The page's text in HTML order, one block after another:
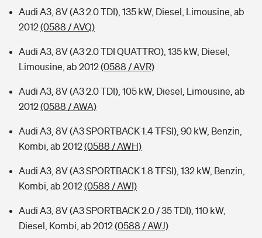
Audi A3, 8V (A3 2.0 TDI), 135 kW, Diesel, Limousine, ab
2012(0588 / AVQ)
Audi A3, 8V (A3 2.0 TDI QUATTRO), 135 kW, Diesel,
Limousine, ab 2012(0588 / AVR)
Audi A3, 8V (A3 2.0 TDI), 105 kW, Diesel, Limousine, ab
2012(0588 / AWA)
Audi A3, 8V (A3 SPORTBACK 1.4 TFSI), 90 kW, Benzin,
Kombi, ab 2012(0588 / AWH)
Audi A3, 8V (A3 SPORTBACK 1.8 TFSI), 132 kW, Benzin,
Kombi, ab 2012(0588 / AWI)
Audi A3, 8V (A3 SPORTBACK 2.0 / 35 TDI), 110 kW,
Diesel, Kombi, ab 2012(0588 / AWJ)